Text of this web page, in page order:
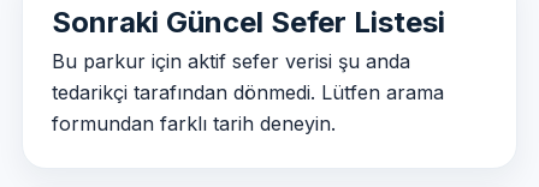
Sonraki Güncel Sefer Listesi
Bu parkur için aktif sefer verisi şu anda
tedarikçi tarafından dönmedi. Lütfen arama
formundan farklı tarih deneyin.